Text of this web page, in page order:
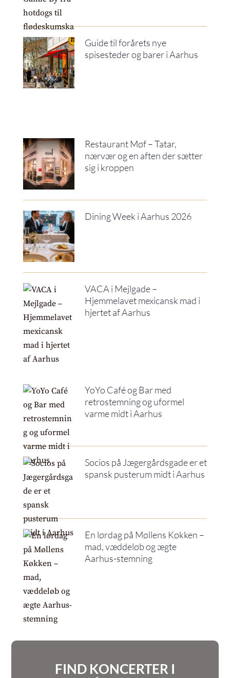
Guide til forårets nye
spisesteder og barer i Aarhus
Restaurant Møf – Tatar,
nærvær og en aften der sætter
sig i kroppen
Dining Week i Aarhus 2026
VACA i Mejlgade –
Hjemmelavet mexicansk mad i
hjertet af Aarhus
YoYo Café og Bar med
retrostemning og uformel
varme midt i Aarhus
Socios på Jægergårdsgade er et
spansk pusterum midt i Aarhus
En lørdag på Møllens Køkken –
mad, væddeløb og ægte
Aarhus-stemning
FIND KONCERTER I